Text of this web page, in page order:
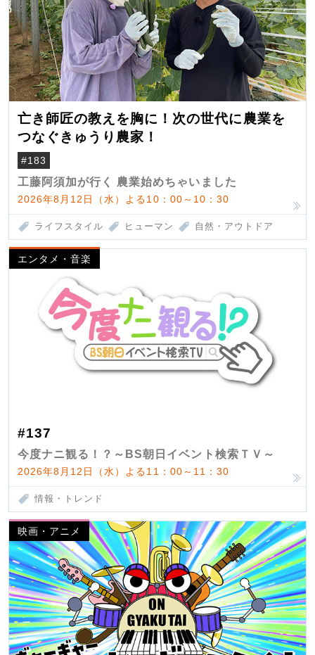
亡き師匠の教えを胸に！次の世代に農業を
つなぐきゅうり農家！
#183
工藤阿須加が行く 農業始めちゃいました
2026年8月12日（水）よる10：00～10：30
ライフスタイル ヒューマン 自然・アウトドア
エンタメ・音楽
#137
今度ナニ観る！？～BS朝日イベント検索ＴＶ～
2026年8月12日（水）よる11：00～11：30
情報・トレンド
映画・アニメ